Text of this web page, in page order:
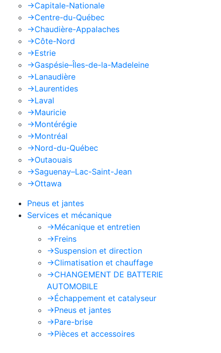
->Capitale-Nationale
->Centre-du-Québec
->Chaudière-Appalaches
->Côte-Nord
->Estrie
->Gaspésie–Îles-de-la-Madeleine
->Lanaudière
->Laurentides
->Laval
->Mauricie
->Montérégie
->Montréal
->Nord-du-Québec
->Outaouais
->Saguenay–Lac-Saint-Jean
->Ottawa
Pneus et jantes
Services et mécanique
->Mécanique et entretien
->Freins
->Suspension et direction
->Climatisation et chauffage
->CHANGEMENT DE BATTERIE
AUTOMOBILE
->Échappement et catalyseur
->Pneus et jantes
->Pare-brise
->Pièces et accessoires